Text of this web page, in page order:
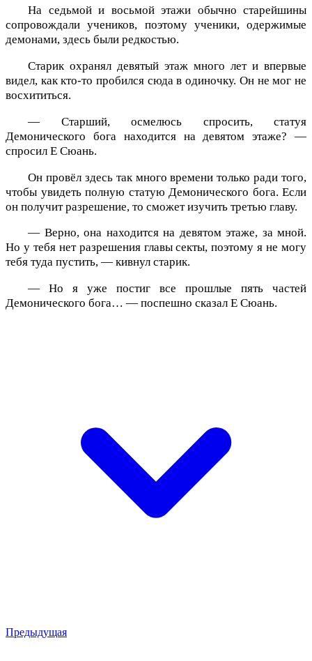
На седьмой и восьмой этажи обычно старейшины
сопровождали учеников, поэтому ученики, одержимые
демонами, здесь были редкостью.
Старик охранял девятый этаж много лет и впервые
видел, как кто-то пробился сюда в одиночку. Он не мог не
восхититься.
— Старший, осмелюсь спросить, статуя
Демонического бога находится на девятом этаже? —
спросил Е Сюань.
Он провёл здесь так много времени только ради того,
чтобы увидеть полную статую Демонического бога. Если
он получит разрешение, то сможет изучить третью главу.
— Верно, она находится на девятом этаже, за мной.
Но у тебя нет разрешения главы секты, поэтому я не могу
тебя туда пустить, — кивнул старик.
— Но я уже постиг все прошлые пять частей
Демонического бога… — поспешно сказал Е Сюань.
Предыдущая